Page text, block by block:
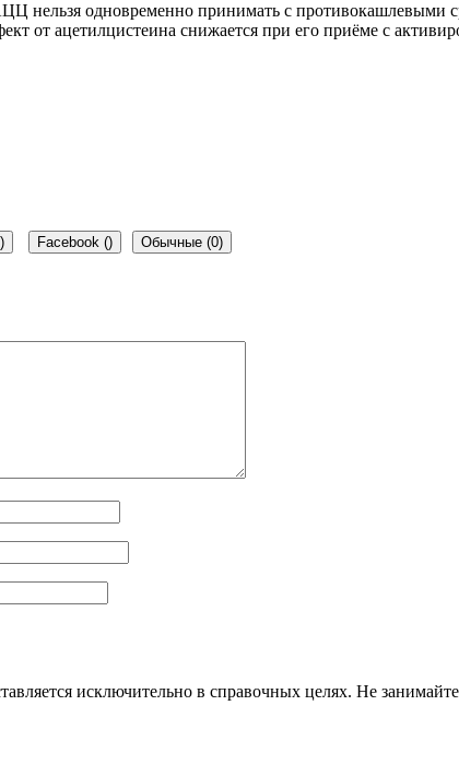
нельзя одновременно принимать с противокашлевыми
от ацетилцистеина снижается при его приёме с
) Facebook () Обычные (0)
исключительно в справочных целях. Не